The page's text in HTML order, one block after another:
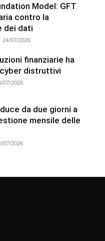
Model: GFT
contro la
dei dati
24/07/2026
finanziarie ha
distruttivi
07/2026
da due giorni a
mensile delle
07/2026